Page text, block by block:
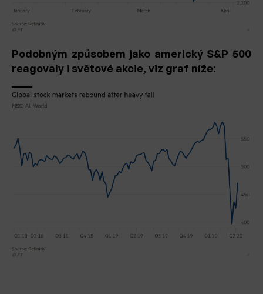
Podobným způsobem jako americký S&P 500
reagovaly i světové akcie, viz graf níže: